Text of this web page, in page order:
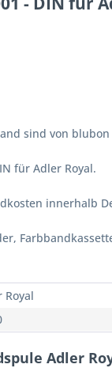
sind von
für Adler Royal.
innerhalb
Royal
Adler